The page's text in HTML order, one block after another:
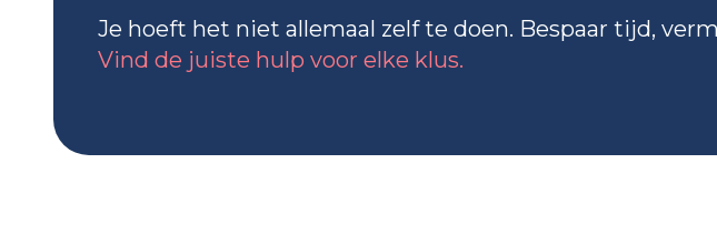
Je hoeft het niet allemaal zelf te doen. Bespaar tijd,
Vind de juiste hulp voor elke klus.